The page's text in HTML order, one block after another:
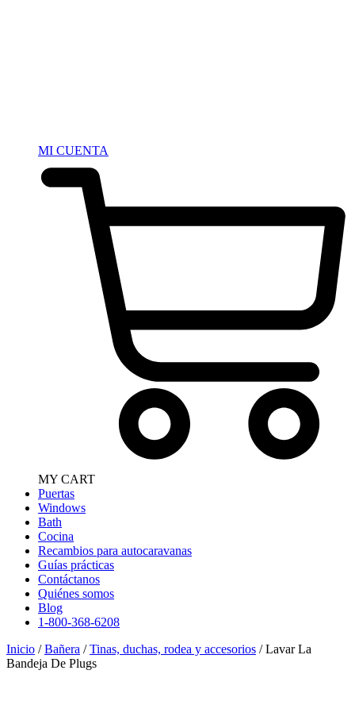
MI CUENTA
MY CART
Puertas
Windows
Bath
Cocina
Recambios para autocaravanas
Guías prácticas
Contáctanos
Quiénes somos
Blog
1-800-368-6208
Inicio /Bañera /Tinas, duchas, rodea y accesorios / Lavar La
Bandeja De Plugs